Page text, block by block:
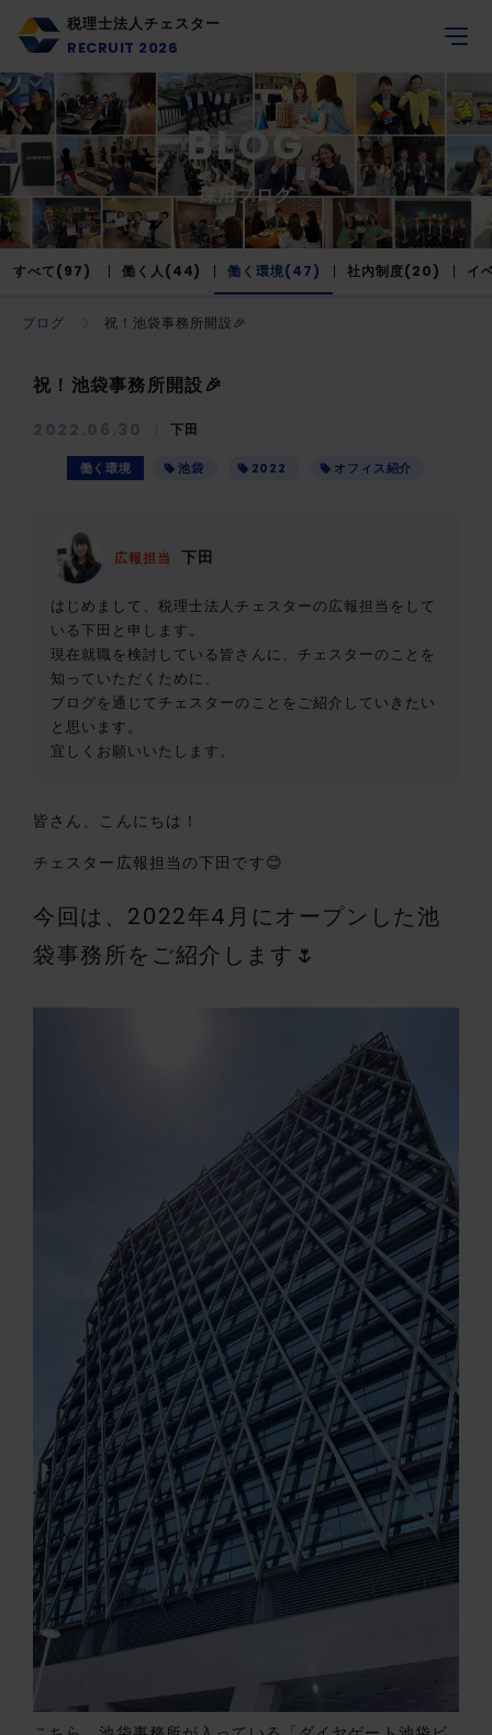
税理士法人チェスター
RECRUIT 2026
BLOG
採用ブログ
すべて(97) 働く人(44) 働く環境(47) 社内制度(20) イ
ブログ 祝！池袋事務所開設🎉
祝！池袋事務所開設🎉
2022.06.30 下田
働く環境 池袋 2022 オフィス紹介
広報担当 下田
はじめまして、税理士法人チェスターの広報担当をして
いる下田と申します。
現在就職を検討している皆さんに、チェスターのことを
知っていただくために、
ブログを通じてチェスターのことをご紹介していきたい
と思います。
宜しくお願いいたします。
皆さん、こんにちは！
チェスター広報担当の下田です😊
今回は、2022年4月にオープンした池
袋事務所をご紹介します🌷